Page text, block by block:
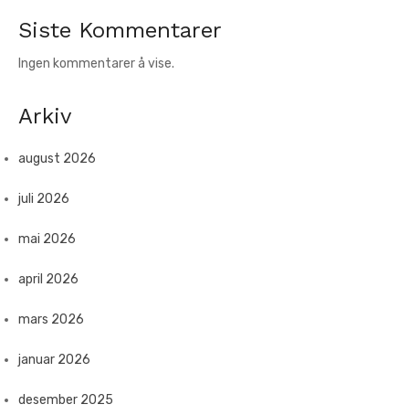
Siste Kommentarer
Ingen kommentarer å vise.
Arkiv
august 2026
juli 2026
mai 2026
april 2026
mars 2026
januar 2026
desember 2025